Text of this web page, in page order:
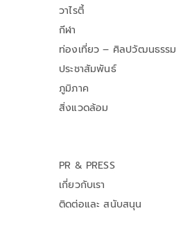
วาไรตี้
กีฬา
ท่องเที่ยว – ศิลปวัฒนธรรม
ประชาสัมพันธ์
ภูมิภาค
สิ่งแวดล้อม
PR & PRESS
เกี่ยวกับเรา
ติดต่อและ สนับสนุน